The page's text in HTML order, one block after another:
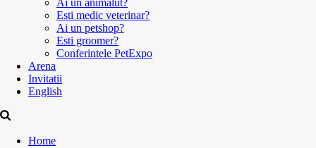
Ai un animalut?
Esti medic veterinar?
Ai un petshop?
Esti groomer?
Conferintele PetExpo
Arena
Invitatii
English
Home